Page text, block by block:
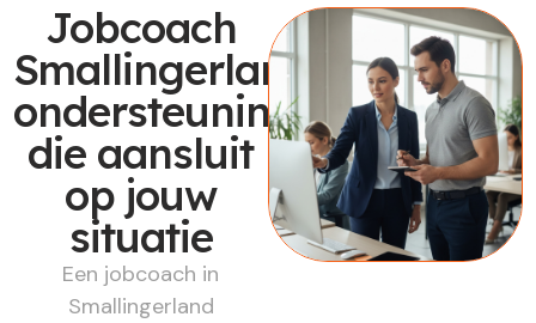
Jobcoach
Smallingerland:
ondersteuning
die aansluit
op jouw
situatie
Een jobcoach in
Smallingerland